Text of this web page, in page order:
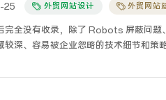
25 外贸网站设计 外贸网站
完全没有收录，除了 Robots 屏蔽问
较深、容易被企业忽略的技术细节和策略